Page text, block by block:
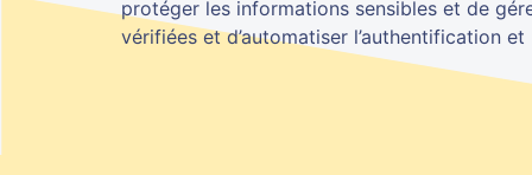
protéger les informations sensibles et de
vérifiées et d’automatiser l’authentification